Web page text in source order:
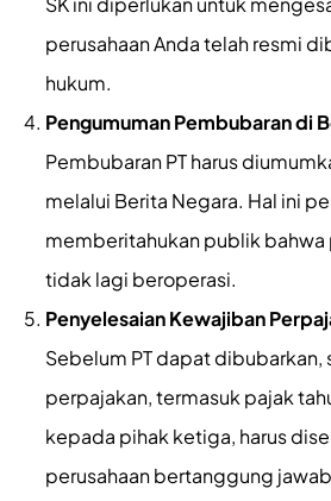
perusahaan Anda telah resmi
hukum.
Pengumuman Pembubaran di
Pembubaran PT harus
melalui Berita Negara. Hal ini
memberitahukan publik bahwa
tidak lagi beroperasi.
Penyelesaian Kewajiban
Sebelum PT dapat dibubarkan,
perpajakan, termasuk pajak
kepada pihak ketiga, harus
perusahaan bertanggung